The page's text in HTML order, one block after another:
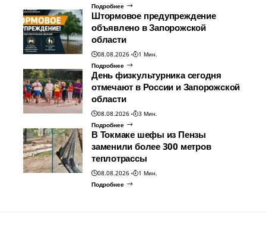
Подробнее
Штормовое предупреждение
объявлено в Запорожской
области
08.08.2026
1 Мин.
Подробнее
День физкультурника сегодня
отмечают в России и Запорожской
области
08.08.2026
3 Мин.
Подробнее
В Токмаке шефы из Пензы
заменили более 300 метров
теплотрассы
08.08.2026
1 Мин.
Подробнее